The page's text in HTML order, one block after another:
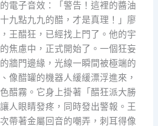
電子音效：「警告！這裡的醬油
九點九九的醋，才是真理！」廖
王醋狂，已經找上門了。他的宇
焦慮中，正式開始了。一個狂妄
牆門邊緣，光線一瞬間被極端的
像醋罐的機器人緩緩漂浮進來，
醋霧。它身上掛著「醋狂派大勝
人眼睛發疼，同時發出警報。王
帶著金屬回音的嘲弄，刺耳得像